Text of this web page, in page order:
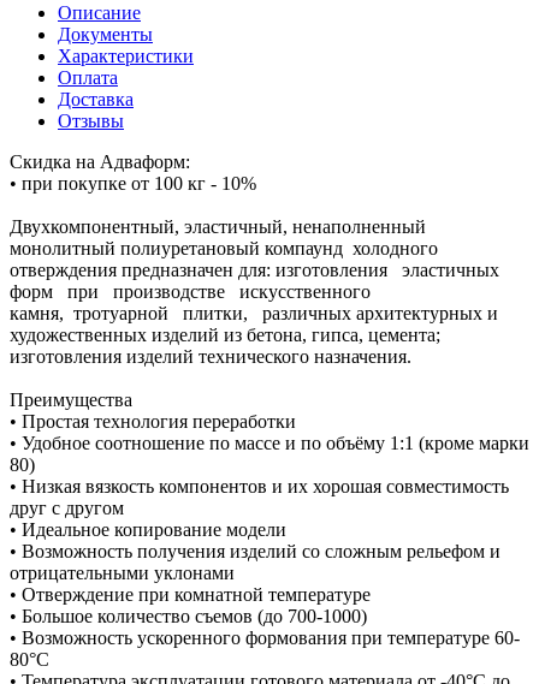
Описание
Документы
Характеристики
Оплата
Доставка
Отзывы
Скидка на Адваформ:
• при покупке от 100 кг - 10%
Двухкомпонентный, эластичный, ненаполненный
монолитный полиуретановый компаунд холодного
отверждения предназначен для: изготовления эластичных
форм при производстве искусственного
камня, тротуарной плитки, различных архитектурных и
художественных изделий из бетона, гипса, цемента;
изготовления изделий технического назначения.
Преимущества
• Простая технология переработки
• Удобное соотношение по массе и по объёму 1:1 (кроме марки
80)
• Низкая вязкость компонентов и их хорошая совместимость
друг с другом
• Идеальное копирование модели
• Возможность получения изделий со сложным рельефом и
отрицательными уклонами
• Отверждение при комнатной температуре
• Большое количество съемов (до 700-1000)
• Возможность ускоренного формования при температуре 60-
80°С